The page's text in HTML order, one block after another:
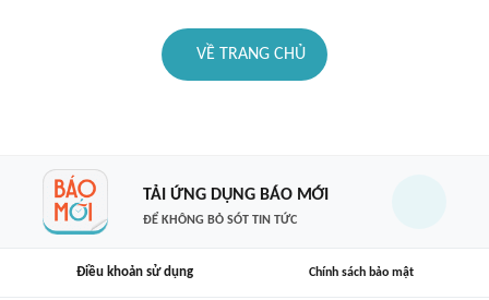
VỀ TRANG CHỦ
TẢI ỨNG DỤNG BÁO MỚI
ĐỂ KHÔNG BỎ SÓT TIN TỨC
Điều khoản sử dụng Chính sách bảo mật